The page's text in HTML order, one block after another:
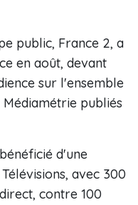
public, France 2, a
en août, devant
sur l'ensemble
publiés
d'une
avec 300
contre 100